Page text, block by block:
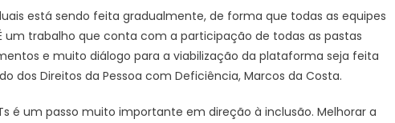
está sendo feita gradualmente, de forma que todas as equipes
trabalho que conta com a participação de todas as pastas
e muito diálogo para a viabilização da plataforma seja feita
dos Direitos da Pessoa com Deficiência, Marcos da Costa.
é um passo muito importante em direção à inclusão. Melhorar a